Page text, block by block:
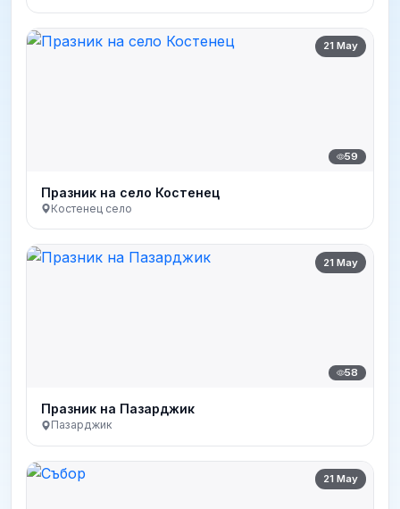
21 May
59
Празник на село Костенец
Костенец село
21 May
58
Празник на Пазарджик
Пазарджик
21 May